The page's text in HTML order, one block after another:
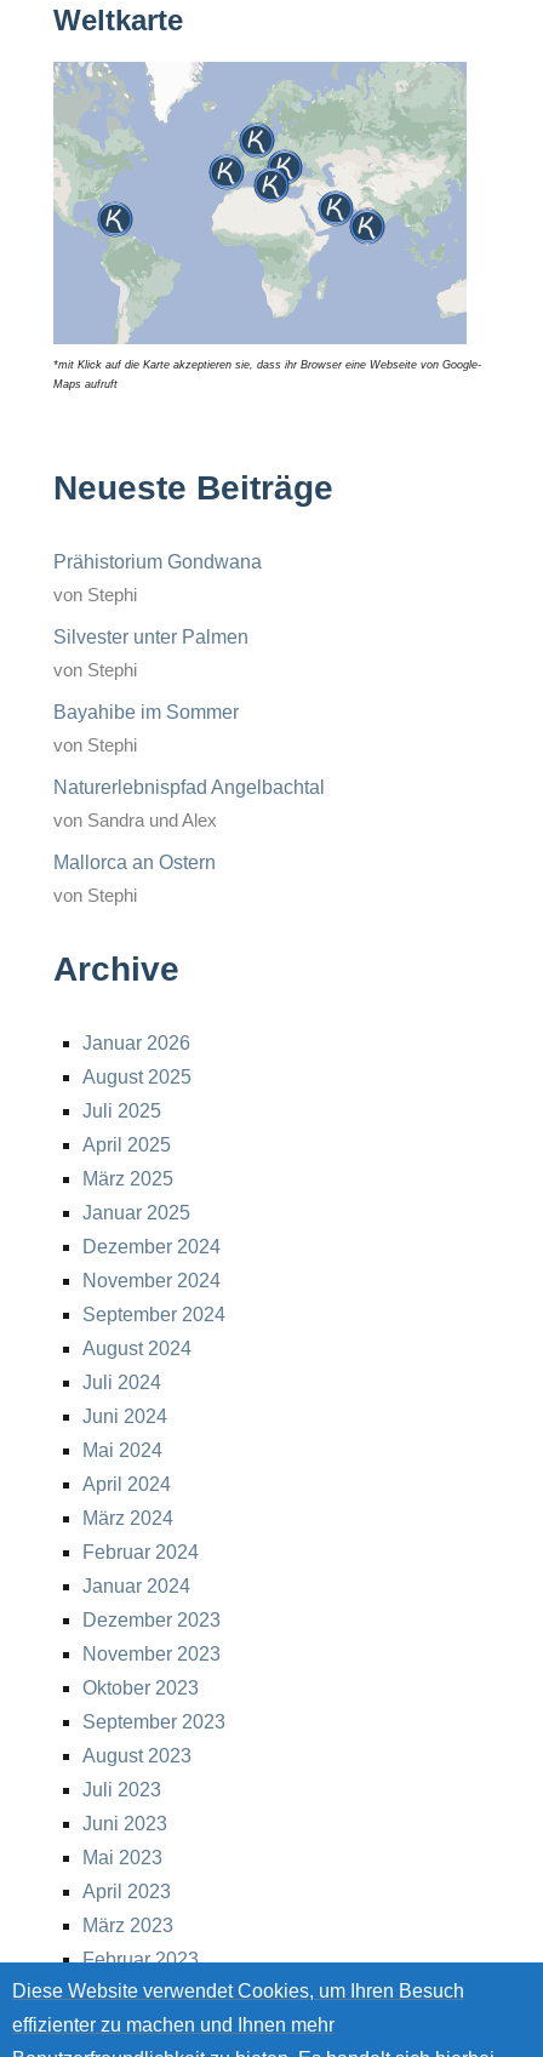
Weltkarte
*mit Klick auf die Karte akzeptieren sie, dass ihr Browser eine Webseite von Google-
Maps aufruft
Neueste Beiträge
Prähistorium Gondwana
von Stephi
Silvester unter Palmen
von Stephi
Bayahibe im Sommer
von Stephi
Naturerlebnispfad Angelbachtal
von Sandra und Alex
Mallorca an Ostern
von Stephi
Archive
Januar 2026
August 2025
Juli 2025
April 2025
März 2025
Januar 2025
Dezember 2024
November 2024
September 2024
August 2024
Juli 2024
Juni 2024
Mai 2024
April 2024
März 2024
Februar 2024
Januar 2024
Dezember 2023
November 2023
Oktober 2023
September 2023
August 2023
Juli 2023
Juni 2023
Mai 2023
April 2023
März 2023
Februar 2023
Januar 2023
Dezember 2022
Diese Website verwendet Cookies, um Ihren Besuch
effizienter zu machen und Ihnen mehr